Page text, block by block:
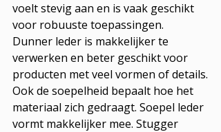
voelt stevig aan en is vaak geschikt
voor robuuste toepassingen.
Dunner leder is makkelijker te
verwerken en beter geschikt voor
producten met veel vormen of details.
Ook de soepelheid bepaalt hoe het
materiaal zich gedraagt. Soepel leder
vormt makkelijker mee. Stugger